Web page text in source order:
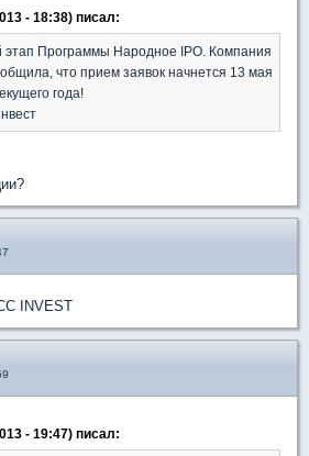
- 18:38) писал:
этап Программы Народное IPO. Компания
что прием заявок начнется 13 мая
года!
INVEST
- 19:47) писал: